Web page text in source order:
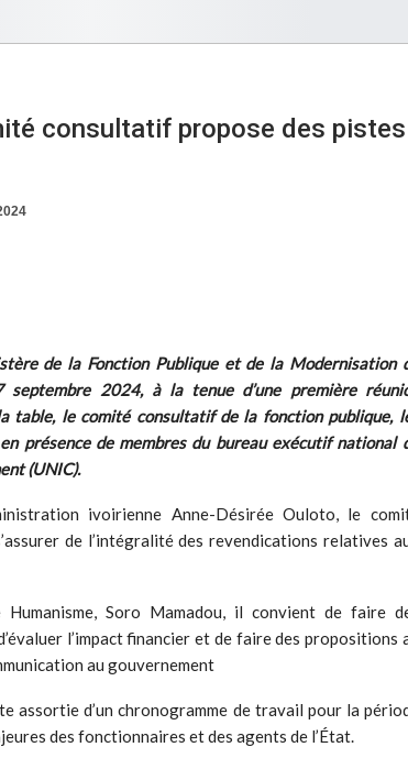
consultatif propose des pistes
de la Fonction Publique et de la Modernisation
2024, à la tenue d’une première
table, le comité consultatif de la fonction publique,
présence de membres du bureau exécutif national
(UNIC).
ivoirienne Anne-Désirée Ouloto, le
de l’intégralité des revendications relatives
Soro Mamadou, il convient de faire
l’impact financier et de faire des propositions
au gouvernement
assortie d’un chronogramme de travail pour la
des fonctionnaires et des agents de l’État.